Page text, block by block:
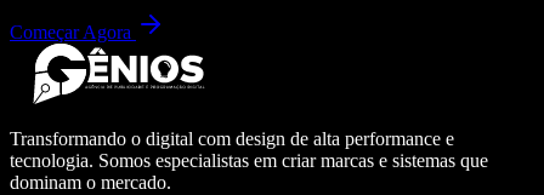
Começar Agora
Transformando o digital com design de alta performance e
tecnologia. Somos especialistas em criar marcas e sistemas que
dominam o mercado.